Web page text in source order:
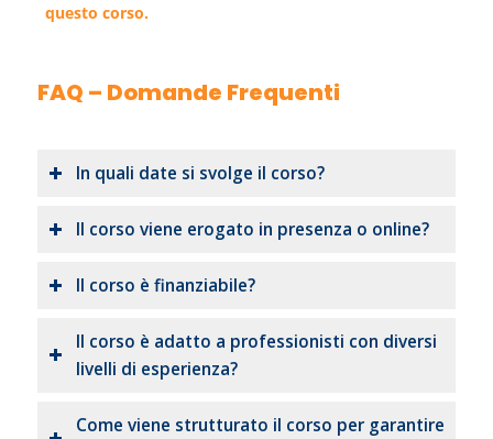
questo corso.
FAQ – Domande Frequenti
In quali date si svolge il corso?
Il corso viene erogato in presenza o online?
Il corso è finanziabile?
Il corso è adatto a professionisti con diversi
livelli di esperienza?
Come viene strutturato il corso per garantire